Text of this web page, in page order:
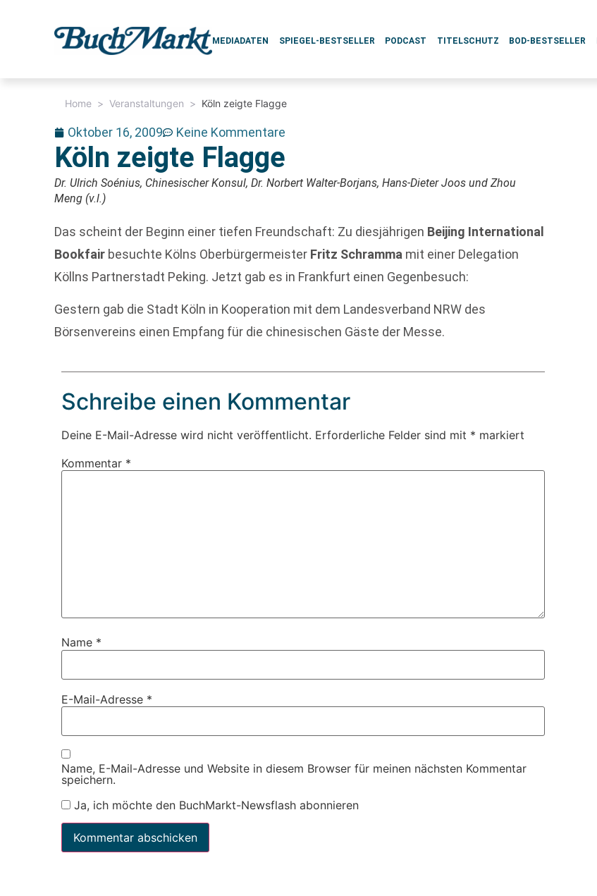
MEDIADATEN SPIEGEL-BESTSELLER PODCAST TITELSCHUTZ BOD-BESTSELLER
Home > Veranstaltungen > Köln zeigte Flagge
Oktober 16, 2009 Keine Kommentare
Köln zeigte Flagge
Dr. Ulrich Soénius, Chinesischer Konsul, Dr. Norbert Walter-Borjans, Hans-Dieter Joos und Zhou
Meng (v.l.)
Das scheint der Beginn einer tiefen Freundschaft: Zu diesjährigen Beijing International
Bookfair besuchte Kölns Oberbürgermeister Fritz Schramma mit einer Delegation
Köllns Partnerstadt Peking. Jetzt gab es in Frankfurt einen Gegenbesuch:
Gestern gab die Stadt Köln in Kooperation mit dem Landesverband NRW des
Börsenvereins einen Empfang für die chinesischen Gäste der Messe.
Schreibe einen Kommentar
Deine E-Mail-Adresse wird nicht veröffentlicht. Erforderliche Felder sind mit * markiert
Kommentar *
Name *
E-Mail-Adresse *
Name, E-Mail-Adresse und Website in diesem Browser für meinen nächsten Kommentar
speichern.
Ja, ich möchte den BuchMarkt-Newsflash abonnieren